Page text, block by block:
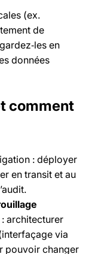
(ex.
de
en
données
comment
: déployer
en transit et au
architecturer
via
pouvoir changer